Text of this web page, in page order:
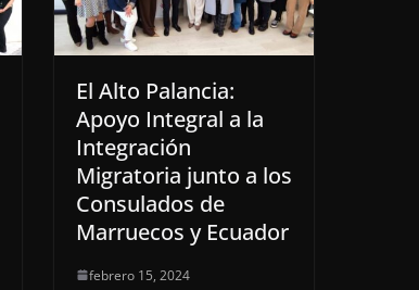
El Alto Palancia:
Apoyo Integral a la
Integración
Migratoria junto a los
Consulados de
Marruecos y Ecuador
febrero 15, 2024